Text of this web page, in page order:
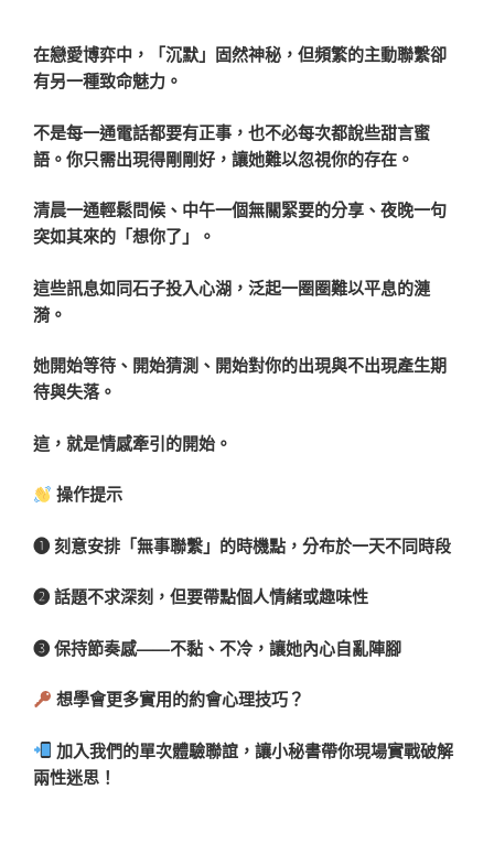
在戀愛博弈中，「沉默」固然神秘，但頻繁的主動聯繫卻
有另一種致命魅力。
不是每一通電話都要有正事，也不必每次都說些甜言蜜
語。你只需出現得剛剛好，讓她難以忽視你的存在。
清晨一通輕鬆問候、中午一個無關緊要的分享、夜晚一句
突如其來的「想你了」。
這些訊息如同石子投入心湖，泛起一圈圈難以平息的漣
漪。
她開始等待、開始猜測、開始對你的出現與不出現產生期
待與失落。
這，就是情感牽引的開始。
操作提示
➊ 刻意安排「無事聯繫」的時機點，分布於一天不同時段
➋ 話題不求深刻，但要帶點個人情緒或趣味性
➌ 保持節奏感——不黏、不冷，讓她內心自亂陣腳
想學會更多實用的約會心理技巧？
加入我們的單次體驗聯誼，讓小秘書帶你現場實戰破解
兩性迷思！